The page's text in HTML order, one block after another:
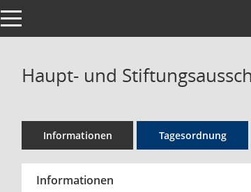
Toggle navigation
Haupt- und
Informationen Tagesordnung
Informationen